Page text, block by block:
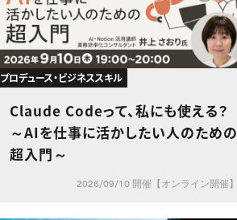
プロデュース・ビジネススキル
Claude Codeって、私にも使える？
～AIを仕事に活かしたい人のための
超入門～
2026/09/10 開催【オンライン開催】